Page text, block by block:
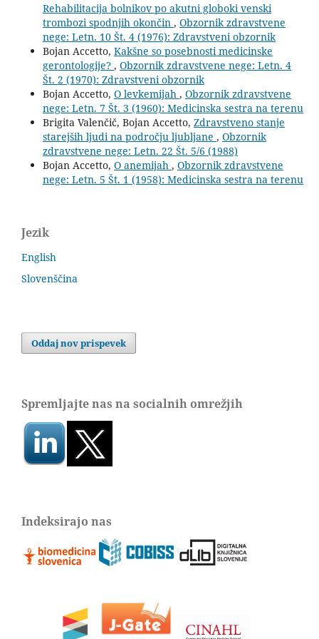
Rehabilitacija bolnikov po akutni globoki venski
trombozi spodnjih okončin , Obzornik zdravstvene
nege: Letn. 10 Št. 4 (1976): Zdravstveni obzornik
Bojan Accetto, Kakšne so posebnosti medicinske
gerontologije? , Obzornik zdravstvene nege: Letn. 4
Št. 2 (1970): Zdravstveni obzornik
Bojan Accetto, O levkemijah , Obzornik zdravstvene
nege: Letn. 7 Št. 3 (1960): Medicinska sestra na terenu
Brigita Valenčič, Bojan Accetto, Zdravstveno stanje
starejših ljudi na področju ljubljane , Obzornik
zdravstvene nege: Letn. 22 Št. 5/6 (1988)
Bojan Accetto, O anemijah , Obzornik zdravstvene
nege: Letn. 5 Št. 1 (1958): Medicinska sestra na terenu
Jezik
English
Slovenščina
Oddaj nov prispevek
Spremljajte nas na socialnih omrežjih
Indeksirajo nas